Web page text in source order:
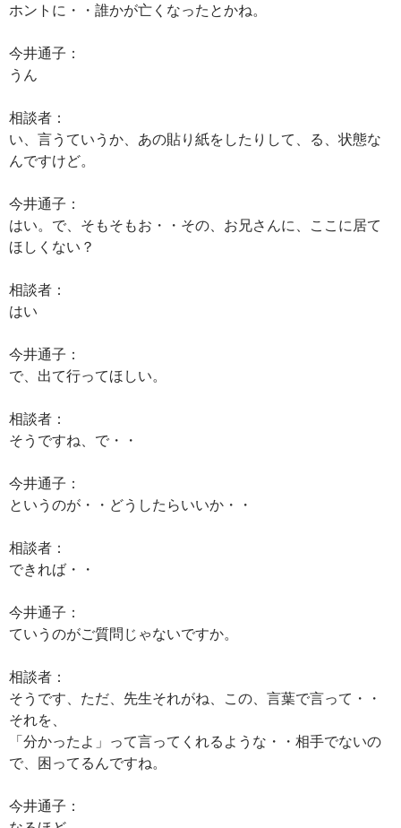
ホントに・・誰かが亡くなったとかね。
今井通子：
うん
相談者：
い、言うていうか、あの貼り紙をしたりして、る、状態な
んですけど。
今井通子：
はい。で、そもそもお・・その、お兄さんに、ここに居て
ほしくない？
相談者：
はい
今井通子：
で、出て行ってほしい。
相談者：
そうですね、で・・
今井通子：
というのが・・どうしたらいいか・・
相談者：
できれば・・
今井通子：
ていうのがご質問じゃないですか。
相談者：
そうです、ただ、先生それがね、この、言葉で言って・・
それを、
「分かったよ」って言ってくれるような・・相手でないの
で、困ってるんですね。
今井通子：